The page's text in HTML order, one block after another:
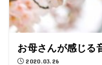
お母さんが感じる
2020.03.26